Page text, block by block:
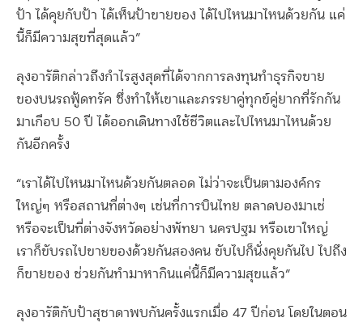
ป้า ได้คุยกับป้า ได้เห็นป้าขายของ ได้ไปไหนมาไหนด้วยกัน แค่
นี้ก็มีความสุขที่สุดแล้ว”
ลุงอารัติกล่าวถึงกำไรสูงสุดที่ได้จากการลงทุนทำธุรกิจขาย
ของบนรถฟู้ดทรัค ซึ่งทำให้เขาและภรรยาคู่ทุกข์คู่ยากที่รักกัน
มาเกือบ 50 ปี ได้ออกเดินทางใช้ชีวิตและไปไหนมาไหนด้วย
กันอีกครั้ง
“เราได้ไปไหนมาไหนด้วยกันตลอด ไม่ว่าจะเป็นตามองค์กร
ใหญ่ๆ หรือสถานที่ต่างๆ เช่นที่การบินไทย ตลาดบองมาเช่
หรือจะเป็นที่ต่างจังหวัดอย่างพัทยา นครปฐม หรือเขาใหญ่
เราก็ขับรถไปขายของด้วยกันสองคน ขับไปก็นั่งคุยกันไป ไปถึง
ก็ขายของ ช่วยกันทำมาหากินแค่นี้ก็มีความสุขแล้ว”
ลุงอารัติกับป้าสุชาดาพบกันครั้งแรกเมื่อ 47 ปีก่อน โดยในตอน